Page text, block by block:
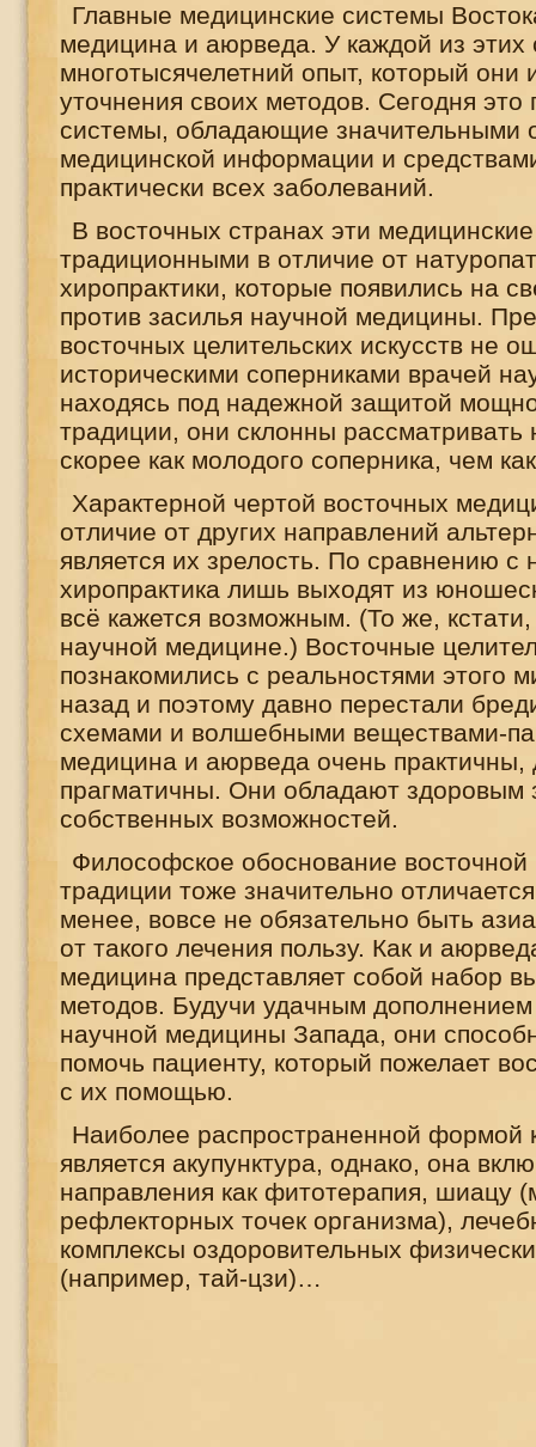
Главные медицинские системы
медицина и аюрведа. У каждой из этих
многотысячелетний опыт, который они
уточнения своих методов. Сегодня
системы, обладающие значительными
медицинской информации и
практически всех заболеваний.
В восточных странах эти
традиционными в отличие от
хиропрактики, которые появились на
против засилья научной медицины.
восточных целительских искусств не
историческими соперниками врачей
находясь под надежной защитой
традиции, они склонны
скорее как молодого соперника, чем
Характерной чертой восточных
отличие от других направлений
является их зрелость. По сравнению с
хиропрактика лишь выходят из
всё кажется возможным. (То же, кстати,
научной медицине.) Восточные
познакомились с реальностями этого
назад и поэтому давно перестали
схемами и волшебными веществами-
медицина и аюрведа очень практичны,
прагматичны. Они обладают здоровым
собственных возможностей.
Философское обоснование восточной
традиции тоже значительно
менее, вовсе не обязательно быть
от такого лечения пользу. Как и
медицина представляет собой набор
методов. Будучи удачным
научной медицины Запада, они
помочь пациенту, который пожелает
с их помощью.
Наиболее распространенной формой
является акупунктура, однако, она
направления как фитотерапия, шиацу
рефлекторных точек организма),
комплексы оздоровительных
(например, тай-цзи)…